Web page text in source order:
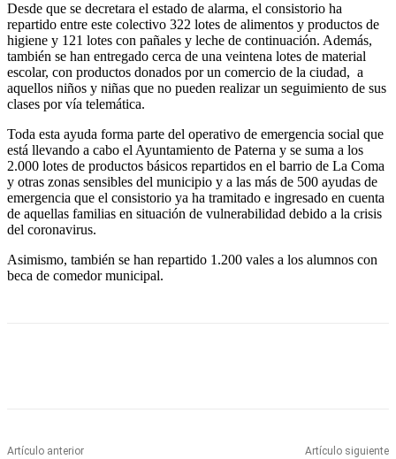
Desde que se decretara el estado de alarma, el consistorio ha
repartido entre este colectivo 322 lotes de alimentos y productos de
higiene y 121 lotes con pañales y leche de continuación. Además,
también se han entregado cerca de una veintena lotes de material
escolar, con productos donados por un comercio de la ciudad, a
aquellos niños y niñas que no pueden realizar un seguimiento de sus
clases por vía telemática.
Toda esta ayuda forma parte del operativo de emergencia social que
está llevando a cabo el Ayuntamiento de Paterna y se suma a los
2.000 lotes de productos básicos repartidos en el barrio de La Coma
y otras zonas sensibles del municipio y a las más de 500 ayudas de
emergencia que el consistorio ya ha tramitado e ingresado en cuenta
de aquellas familias en situación de vulnerabilidad debido a la crisis
del coronavirus.
Asimismo, también se han repartido 1.200 vales a los alumnos con
beca de comedor municipal.
Artículo anterior Artículo siguiente